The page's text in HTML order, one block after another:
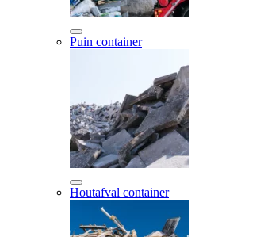
Puin container
Houtafval container